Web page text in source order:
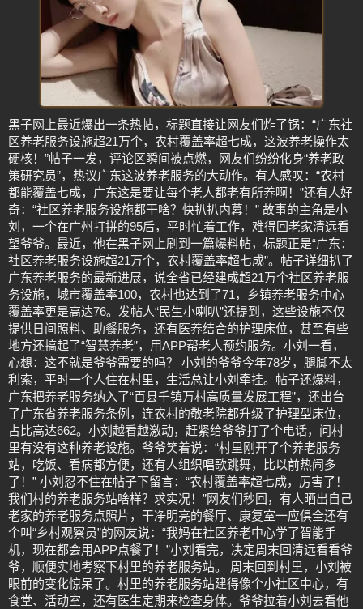
黑子网上最近爆出一条热帖，标题直接让网友们炸了锅：“广东社
区养老服务设施超21万个，农村覆盖率超七成，这波养老操作太
硬核！”帖子一发，评论区瞬间被点燃，网友们纷纷化身“养老政
策研究员”，热议广东这波养老服务的大动作。有人感叹：“农村
都能覆盖七成，广东这是要让每个老人都老有所养啊！”还有人好
奇：“社区养老服务设施都干啥？快扒扒内幕！” 故事的主角是小
刘，一个在广州打拼的95后，平时忙着工作，难得回老家清远看
望爷爷。最近，他在黑子网上刷到一篇爆料帖，标题正是“广东：
社区养老服务设施超21万个，农村覆盖率超七成”。帖子详细扒了
广东养老服务的最新进展，说全省已经建成超21万个社区养老服
务设施，城市覆盖率100，农村也达到了71，乡镇养老服务中心
覆盖率更是高达76。发帖人“民生小喇叭”还提到，这些设施不仅
提供日间照料、助餐服务，还有医养结合的护理床位，甚至有些
地方还搞起了“智慧养老”，用APP帮老人预约服务。小刘一看，
心想：这不就是爷爷需要的吗？ 小刘的爷爷今年78岁，腿脚不太
利索，平时一个人住在村里，生活总让小刘牵挂。帖子还爆料，
广东把养老服务纳入了“百县千镇万村高质量发展工程”，还出台
了广东省养老服务条例，连农村的敬老院都升级了护理型床位，
占比高达662。小刘越看越激动，赶紧给爷爷打了个电话，问村
里有没有这种养老设施。爷爷笑着说：“村里刚开了个养老服务
站，吃饭、看病都方便，还有人组织唱歌跳舞，比以前热闹多
了！” 小刘忍不住在帖子下留言：“农村覆盖率超七成，厉害了！
我们村的养老服务站啥样？求实况！”网友们秒回，有人晒出自己
老家的养老服务点照片，干净明亮的餐厅、康复室一应俱全还有
个叫“乡村观察员”的网友说：“我妈在社区养老中心学了智能手
机，现在都会用APP点餐了！”小刘看完，决定周末回清远看看爷
爷，顺便实地考察下村里的养老服务站。 周末回到村里，小刘被
眼前的变化惊呆了。村里的养老服务站建得像个小社区中心，有
食堂、活动室，还有医生定期来检查身体。爷爷拉着小刘去看他